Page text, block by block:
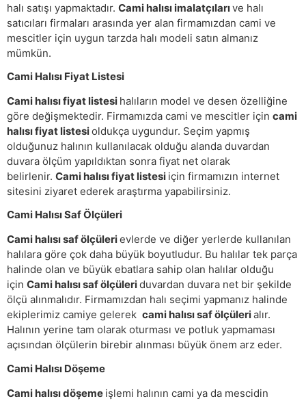
halı satışı yapmaktadır. Cami halısı imalatçılarıve halı
satıcıları firmaları arasında yer alan firmamızdan cami ve
mescitler için uygun tarzda halı modeli satın almanız
mümkün.
Cami Halısı Fiyat Listesi
Cami halısı fiyat listesi halıların model ve desen özelliğine
göre değişmektedir. Firmamızda cami ve mescitler için cami
halısı fiyat listesioldukça uygundur. Seçim yapmış
olduğunuz halının kullanılacak olduğu alanda duvardan
duvara ölçüm yapıldıktan sonra fiyat net olarak
belirlenir. Cami halısı fiyat listesi için firmamızın internet
sitesini ziyaret ederek araştırma yapabilirsiniz.
Cami Halısı Saf Ölçüleri
Cami halısı saf ölçülerievlerde ve diğer yerlerde kullanılan
halılara göre çok daha büyük boyutludur. Bu halılar tek parça
halinde olan ve büyük ebatlara sahip olan halılar olduğu
için Cami halısı saf ölçüleriduvardan duvara net bir şekilde
ölçü alınmalıdır. Firmamızdan halı seçimi yapmanız halinde
ekiplerimiz camiye gelerek cami halısı saf ölçülerialır.
Halının yerine tam olarak oturması ve potluk yapmaması
açısından ölçülerin birebir alınması büyük önem arz eder.
Cami Halısı Döşeme
Cami halısı döşeme işlemi halının cami ya da mescidin